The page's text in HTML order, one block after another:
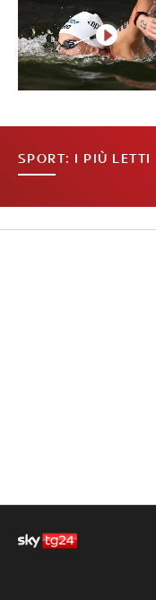
SPORT: I PIÙ LETTI